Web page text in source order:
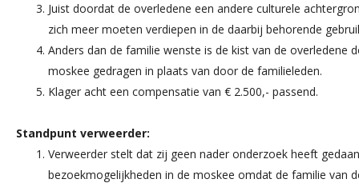
Juist doordat de overledene een andere culturele
zich meer moeten verdiepen in de daarbij behorende
Anders dan de familie wenste is de kist van de overledene
moskee gedragen in plaats van door de familieleden.
Klager acht een compensatie van € 2.500,- passend.
Standpunt verweerder:
Verweerder stelt dat zij geen nader onderzoek heeft
bezoekmogelijkheden in de moskee omdat de familie van